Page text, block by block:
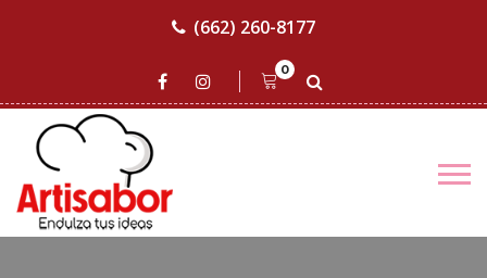
(662) 260-8177
0